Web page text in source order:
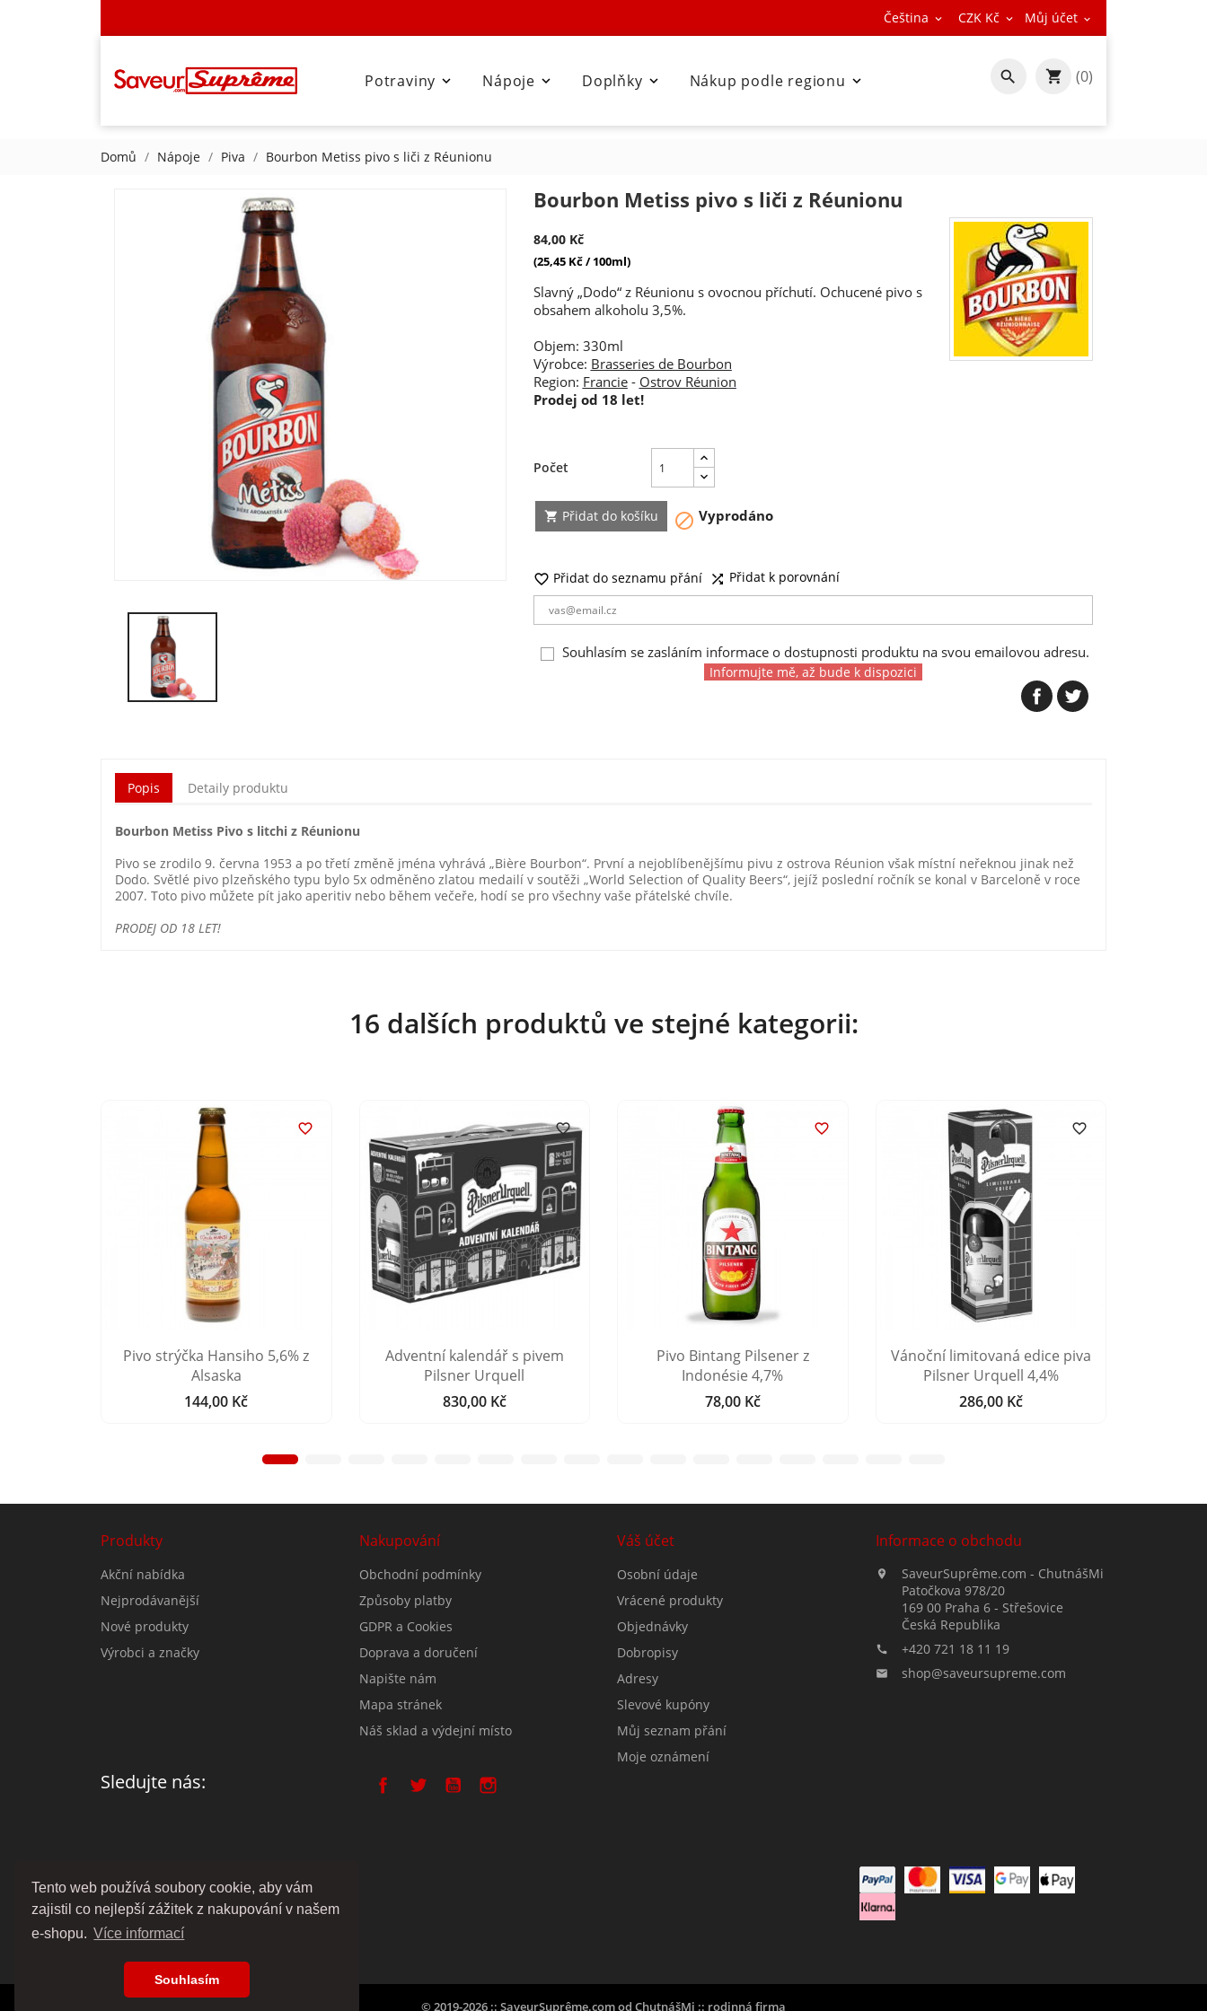
Tento web používá soubory cookie, aby vám
zajistil co nejlepší zážitek z nakupování v našem
e-shopu. Více informací
Souhlasím
Čeština  CZK Kč  Můj účet 

Potraviny 
Nápoje 
Doplňky 
Nákup podle regionu  (0)
Domů Nápoje Piva Bourbon Metiss pivo s liči z Réunionu
Bourbon Metiss pivo s liči z Réunionu
84,00 Kč
(25,45 Kč / 100ml)
Slavný „Dodo“ z Réunionu s ovocnou příchutí. Ochucené pivo s
obsahem alkoholu 3,5%.
Objem: 330ml
Výrobce: Brasseries de Bourbon
Region: Francie- Ostrov Réunion
Prodej od 18 let!
Počet
 Přidat do košíku  Vyprodáno
 Přidat do seznamu přání  Přidat k porovnání
Souhlasím se zasláním informace o dostupnosti produktu na svou emailovou adresu.
Informujte mě, až bude k dispozici
Popis Detaily produktu
Bourbon Metiss Pivo s litchi z Réunionu
Pivo se zrodilo 9. června 1953 a po třetí změně jména vyhrává „Bière Bourbon“. První a nejoblíbenějšímu pivu z ostrova Réunion však místní neřeknou jinak než
Dodo. Světlé pivo plzeňského typu bylo 5x odměněno zlatou medailí v soutěži „World Selection of Quality Beers“, jejíž poslední ročník se konal v Barceloně v roce
2007. Toto pivo můžete pít jako aperitiv nebo během večeře, hodí se pro všechny vaše přátelské chvíle.
PRODEJ OD 18 LET!
16 dalších produktů ve stejné kategorii:

Pivo strýčka Hansiho 5,6% z
Alsaska
Cena
144,00 Kč

Adventní kalendář s pivem
Pilsner Urquell
Cena
830,00 Kč

Pivo Bintang Pilsener z
Indonésie 4,7%
Cena
78,00 Kč

Vánoční limitovaná edice piva
Pilsner Urquell 4,4%
Cena
286,00 Kč
Produkty
Akční nabídka
Nejprodávanější
Nové produkty
Výrobci a značky
Nakupování
Obchodní podmínky
Způsoby platby
GDPR a Cookies
Doprava a doručení
Napište nám
Mapa stránek
Náš sklad a výdejní místo
Váš účet
Osobní údaje
Vrácené produkty
Objednávky
Dobropisy
Adresy
Slevové kupóny
Můj seznam přání
Moje oznámení
Informace o obchodu

SaveurSuprême.com - ChutnášMi
Patočkova 978/20
169 00 Praha 6 - Střešovice
Česká Republika
 +420 721 18 11 19
 shop@saveursupreme.com
Sledujte nás:
© 2019-2026 :: SaveurSuprême.com od ChutnášMi :: rodinná firma